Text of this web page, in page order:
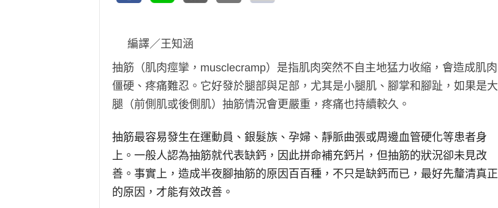
編譯／王知涵
抽筋（肌肉痙攣，musclecramp）是指肌肉突然不自主地猛力收縮，會造成肌肉
僵硬、疼痛難忍。它好發於腿部與足部，尤其是小腿肌、腳掌和腳趾，如果是大
腿（前側肌或後側肌）抽筋情況會更嚴重，疼痛也持續較久。
抽筋最容易發生在運動員、銀髮族、孕婦、靜脈曲張或周邊血管硬化等患者身
上。一般人認為抽筋就代表缺鈣，因此拼命補充鈣片，但抽筋的狀況卻未見改
善。事實上，造成半夜腳抽筋的原因百百種，不只是缺鈣而已，最好先釐清真正
的原因，才能有效改善。